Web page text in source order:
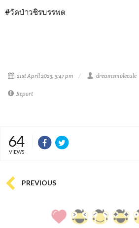
#วัดป่าวชิรบรรพต
21st April 2023, 3:47 pm dreamsmolecule
Report
64
VIEWS
PREVIOUS